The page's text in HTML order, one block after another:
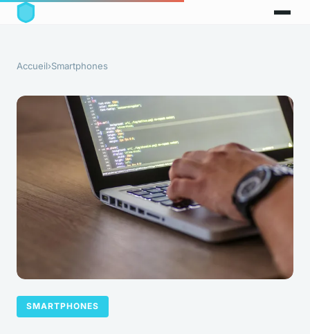
Accueil›Smartphones
SMARTPHONES